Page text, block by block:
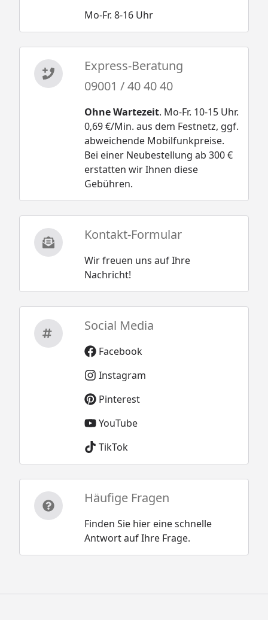
Mo-Fr. 8-16 Uhr
Express-Beratung
09001 / 40 40 40
Ohne Wartezeit. Mo-Fr. 10-15 Uhr.
0,69 €/Min. aus dem Festnetz, ggf.
abweichende Mobilfunkpreise.
Bei einer Neubestellung ab 300 €
erstatten wir Ihnen diese
Gebühren.
Kontakt-Formular
Wir freuen uns auf Ihre
Nachricht!
Social Media
Facebook
Instagram
Pinterest
YouTube
TikTok
Häufige Fragen
Finden Sie hier eine schnelle
Antwort auf Ihre Frage.